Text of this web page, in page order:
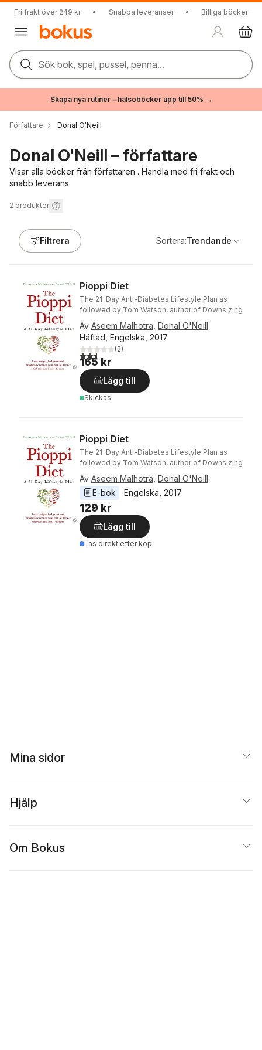
Fri frakt över 249 kr • Snabba leveranser • Billiga böcker
Sök bok, spel, pussel, penna...
Skapa nya rutiner – hälsoböcker upp till 50% →
Författare Donal O'Neill
Donal O'Neill – författare
Visar alla böcker från författaren . Handla med fri frakt och
snabb leverans.
2 produkter
Filtrera Sortera:Trendande
Pioppi Diet
The 21-Day Anti-Diabetes Lifestyle Plan as
followed by Tom Watson, author of Downsizing
Av Aseem Malhotra Donal O'Neill
Häftad, Engelska, 2017
2,5utav 5 stjärnor. Totalt antal röster:
(2)
165 kr
Lägg till
Skickas
Pioppi Diet
The 21-Day Anti-Diabetes Lifestyle Plan as
followed by Tom Watson, author of Downsizing
Av Aseem Malhotra Donal O'Neill
E-bok
Engelska 2017
129 kr
Lägg till
Läs direkt efter köp
Mina sidor
Hjälp
Om Bokus